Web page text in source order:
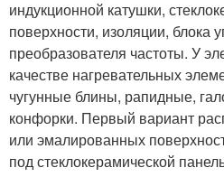
индукционной катушки,
поверхности, изоляции, блока
преобразователя частоты. У
качестве нагревательных
чугунные блины, рапидные,
конфорки. Первый вариант
или эмалированных
под стеклокерамической